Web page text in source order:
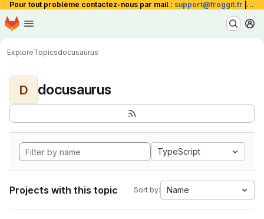
Pour tout problème contactez-nous par mail : support@froggit.fr La
Skip to main content
Homepage
ExploreTopicsdocusaurus
D docusaurus
TypeScript
Projects with this topic Sort by: Name